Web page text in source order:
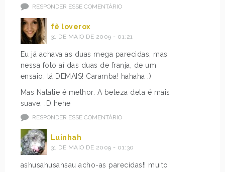
RESPONDER ESSE COMENTÁRIO
fê loverox
31 DE MAIO DE 2009 - 01:21
Eu já achava as duas mega parecidas, mas
nessa foto aí das duas de franja, de um
ensaio, tá DEMAIS! Caramba! hahaha :)
Mas Natalie é melhor. A beleza dela é mais
suave. :D hehe
RESPONDER ESSE COMENTÁRIO
Luinhah
31 DE MAIO DE 2009 - 01:30
ashusahusahsau acho-as parecidas!! muito!